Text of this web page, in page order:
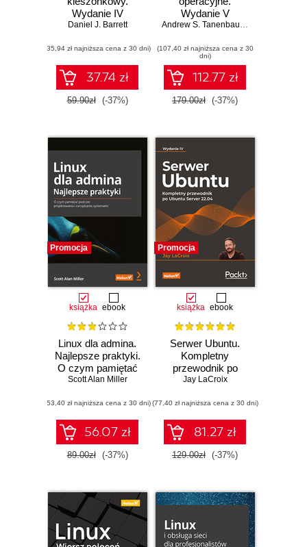
Wydanie IV
Daniel J. Barrett
(35,94 zł najniższa cena z 30 dni)
37.74 zł
59.90zł (-37%)
Wydanie V
Andrew S. Tanenbaum,
(107,40 zł najniższa cena z 30
dni)
112.77 zł
179.00zł (-37%)
Promocja
książka ebook
Linux dla admina.
Najlepsze praktyki.
O czym pamiętać
podczas
zarządzania
systemami
Scott Alan Miller
(53,40 zł najniższa cena z 30 dni)
56.07 zł
89.00zł (-37%)
Promocja
książka ebook
Serwer Ubuntu.
Kompletny
przewodnik po
Ubuntu Server
Jay LaCroix
(77,40 zł najniższa cena z 30 dni)
81.27 zł
129.00zł (-37%)